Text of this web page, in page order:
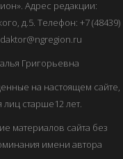
Адрес редакции:
д.5. Телефон: +7 (48439)
Григорьевна
на настоящем сайте,
старше12 лет.
материалов сайта без
имени автора